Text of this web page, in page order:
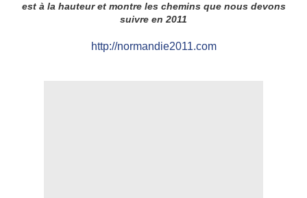
est à la hauteur et montre les chemins que nous devons
suivre en 2011
http://normandie2011.com